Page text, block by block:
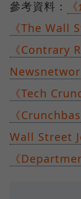
參考資料：
《The Wall
《Contrary
《Tech
《
Wall Street
《